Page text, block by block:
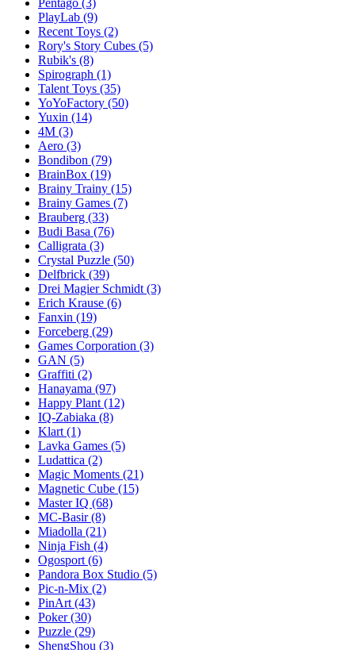
Pentago (3)
PlayLab (9)
Recent Toys (2)
Rory's Story Cubes (5)
Rubik's (8)
Spirograph (1)
Talent Toys (35)
YoYoFactory (50)
Yuxin (14)
4M (3)
Aero (3)
Bondibon (79)
BrainBox (19)
Brainy Trainy (15)
Brainy Games (7)
Brauberg (33)
Budi Basa (76)
Calligrata (3)
Crystal Puzzle (50)
Delfbrick (39)
Drei Magier Schmidt (3)
Erich Krause (6)
Fanxin (19)
Forceberg (29)
Games Corporation (3)
GAN (5)
Graffiti (2)
Hanayama (97)
Happy Plant (12)
IQ-Zabiaka (8)
Klart (1)
Lavka Games (5)
Ludattica (2)
Magic Moments (21)
Magnetic Cube (15)
Master IQ (68)
MC-Basir(8)
Miadolla (21)
Ninja Fish (4)
Ogosport (6)
Pandora Box Studio (5)
Pic-n-Mix (2)
PinArt (43)
Poker(30)
Puzzle (29)
ShengShou (3)